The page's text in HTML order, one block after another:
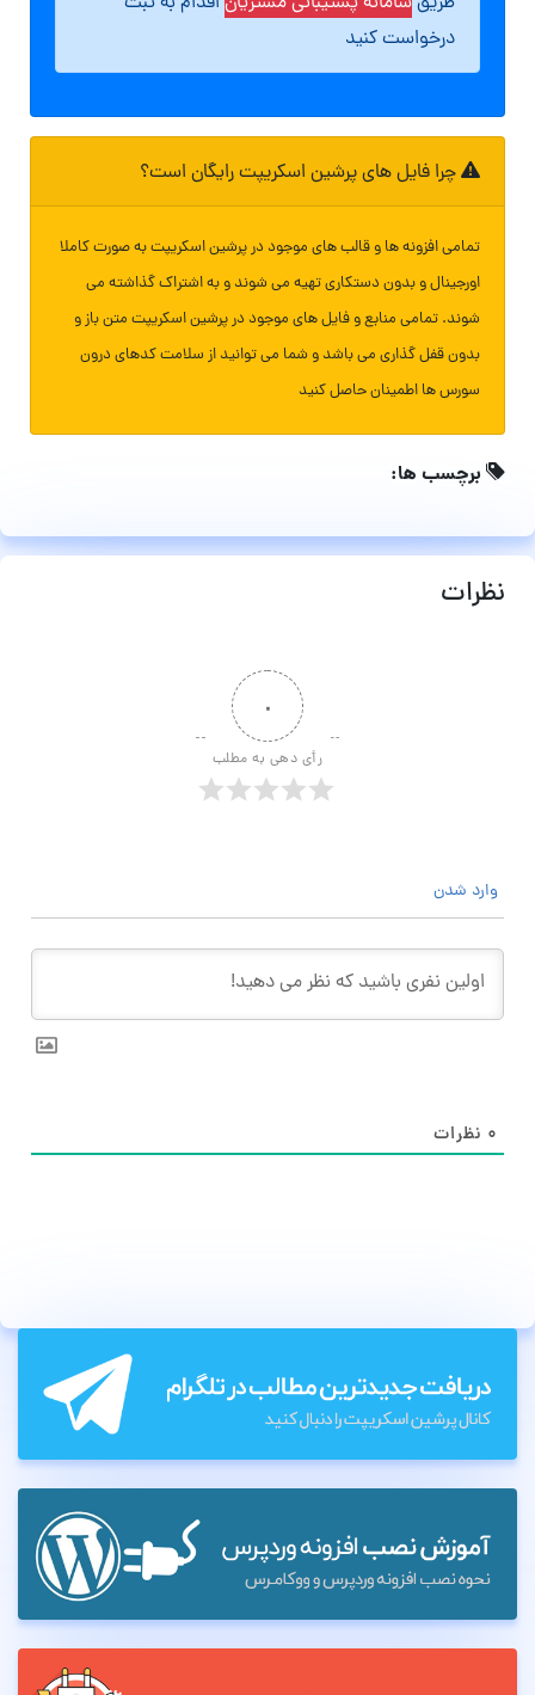
درخواست کنید
چرا فایل های پرشین اسکریپت رایگان است؟
تمامی افزونه ها و قالب های موجود در پرشین اسکریپت به صورت کاملا
اورجینال و بدون دستکاری تهیه می شوند و به اشتراک گذاشته می
شوند. تمامی منابع و فایل های موجود در پرشین اسکریپت متن باز و
بدون قفل گذاری می باشد و شما می توانید از سلامت کدهای درون
سورس ها اطمینان حاصل کنید
برچسب ها:
نظرات
۰
رأی دهی به مطلب
وارد شدن
۰ نظرات